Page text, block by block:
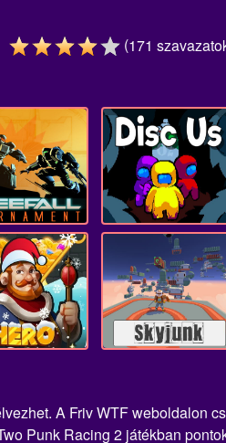
(171
A Friv WTF weboldalon
Punk Racing 2 játékban